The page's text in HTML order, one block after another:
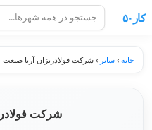
کار۵۰
خانه › سایر › شرکت فولادریزان آریا صنعت
شرکت